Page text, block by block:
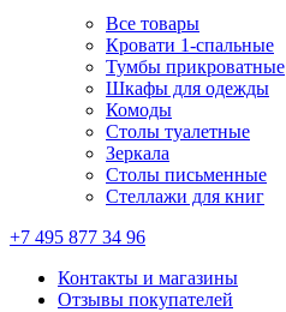
Все товары
Кровати 1-спальные
Тумбы прикроватные
Шкафы для одежды
Комоды
Столы туалетные
Зеркала
Столы письменные
Стеллажи для книг
+7 495 877 34 96
Контакты и магазины
Отзывы покупателей